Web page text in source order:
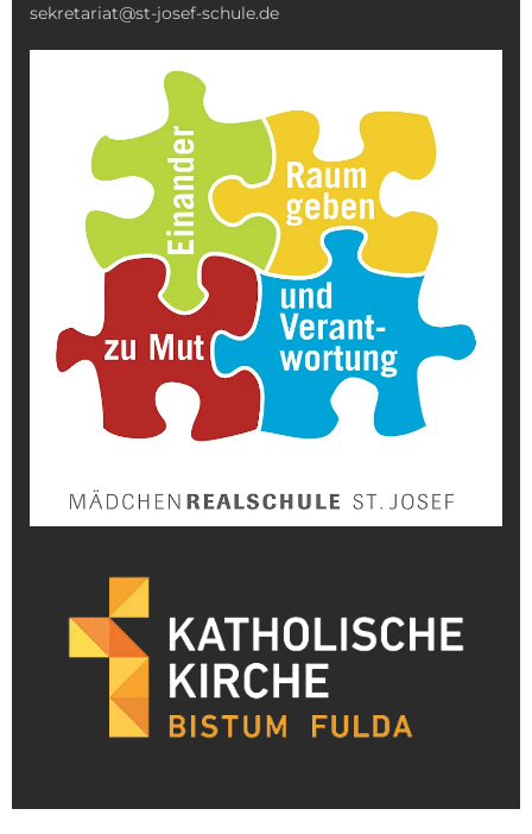
sekretariat@st-josef-schule.de